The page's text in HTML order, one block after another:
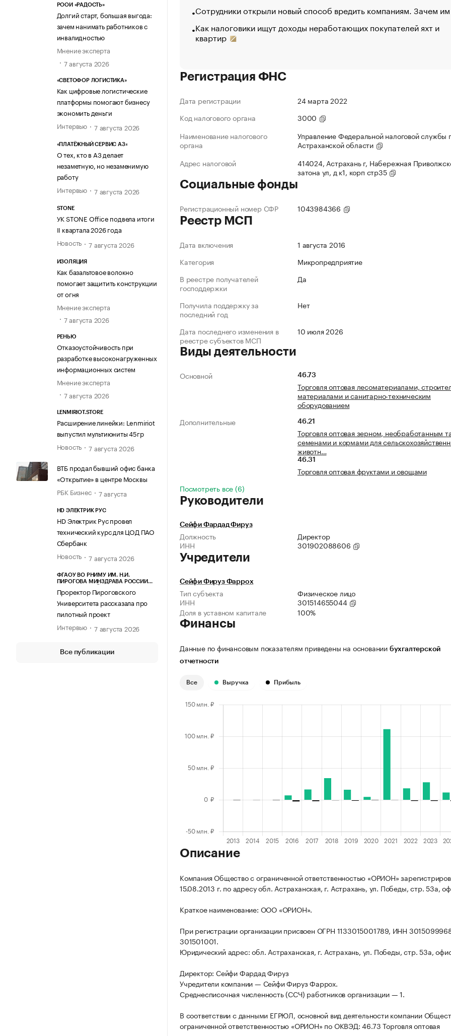
РООИ «РАДОСТЬ»
Долгий старт, большая выгода:
зачем нанимать работников с
инвалидностью
Мнение эксперта
7 августа 2026
«СВЕТОФОР ЛОГИСТИКА»
Как цифровые логистические
платформы помогают бизнесу
экономить деньги
Интервью
7 августа 2026
«ПЛАТЁЖНЫЙ СЕРВИС А3»
О тех, кто в А3 делает
незаметную, но незаменимую
работу
Интервью
7 августа 2026
STONE
УК STONE Office подвела итоги
II квартала 2026 года
Новость
7 августа 2026
ИЗОЛЯЦИЯ
Как базальтовое волокно
помогает защитить конструкции
от огня
Мнение эксперта
7 августа 2026
РЕНЬЮ
Отказоустойчивость при
разработке высоконагруженных
информационных систем
Мнение эксперта
7 августа 2026
LENMIRIOT.STORE
Расширение линейки: Lenmiriot
выпустил мультиюниты 45гр
Новость
7 августа 2026
ВТБ продал бывший офис банка
«Открытие» в центре Москвы
РБК Бизнес
7 августа
HD ЭЛЕКТРИК РУС
HD Электрик Рус провел
технический курс для ЦОД ПАО
Сбербанк
Новость
7 августа 2026
ФГАОУ ВО РНИМУ ИМ. Н.И.
ПИРОГОВА МИНЗДРАВА РОССИИ
Проректор Пироговского
Университета рассказала про
пилотный проект
Интервью
7 августа 2026
Все публикации
Сотрудники открыли новый способ вредить компаниям. Зачем
Как налоговики ищут доходы неработающих покупателей яхт и
квартир
Регистрация ФНС
Дата регистрации
24 марта 2022
Код налогового органа
3000
Наименование налогового
органа
Управление Федеральной налоговой службы
Астраханской области
Адрес налоговой
414024, Астрахань г, Набережная
затона ул, д к1, корп стр35
Социальные фонды
Регистрационный номер СФР 1043984366
Реестр МСП
Дата включения
1 августа 2016
Категория
Микропредприятие
В реестре получателей
господдержки
Да
Получила поддержку за
последний год
Нет
Дата последнего изменения в
реестре субъектов МСП
10 июля 2026
Виды деятельности
Основной 46.73
Торговля оптовая лесоматериалами,
материалами и санитарно-техническим
оборудованием
Дополнительные
46.21
Торговля оптовая зерном, необработанным
семенами и кормами для
животн…
46.31
Торговля оптовая фруктами и овощами
Посмотреть все (6)
Руководители
Сейфи Фардад Фируз
Должность
Директор
ИНН
301902088606
Учредители
Сейфи Фируз Фаррох
Тип субъекта
Физическое лицо
ИНН
301514655044
Доля в уставном капитале
100%
Финансы
Данные по финансовым показателям приведены на основании бухгалтерской
отчетности
Все Выручка Прибыль
Описание
Компания Общество с ограниченной ответственностью «ОРИОН»
15.08.2013 г. по адресу обл. Астраханская, г. Астрахань, ул. Победы, стр. 53а,
Краткое наименование: ООО «ОРИОН».
При регистрации организации присвоен ОГРН 1133015001789, ИНН
301501001.
Юридический адрес: обл. Астраханская, г. Астрахань, ул. Победы, стр. 53а,
Директор: Сейфи Фардад Фируз
Учредители компании — Сейфи Фируз Фаррох.
Среднесписочная численность (ССЧ) работников организации — 1.
В соответствии с данными ЕГРЮЛ, основной вид деятельности компании
ограниченной ответственностью «ОРИОН» по ОКВЭД: 46.73 Торговля оптовая